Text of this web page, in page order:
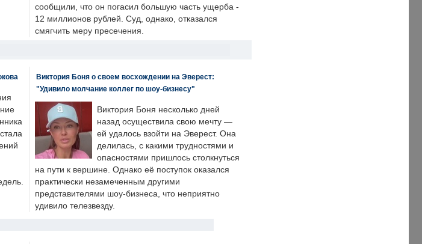
сообщили, что он погасил большую часть ущерба -
12 миллионов рублей. Суд, однако, отказался
смягчить меру пресечения.
Виктория Боня о своем восхождении на Эверест:
"Удивило молчание коллег по шоу-бизнесу"
Виктория Боня несколько дней
назад осуществила свою мечту —
ей удалось взойти на Эверест. Она
делилась, с какими трудностями и
опасностями пришлось столкнуться
на пути к вершине. Однако её поступок оказался
практически незамеченным другими
представителями шоу-бизнеса, что неприятно
удивило телезвезду.